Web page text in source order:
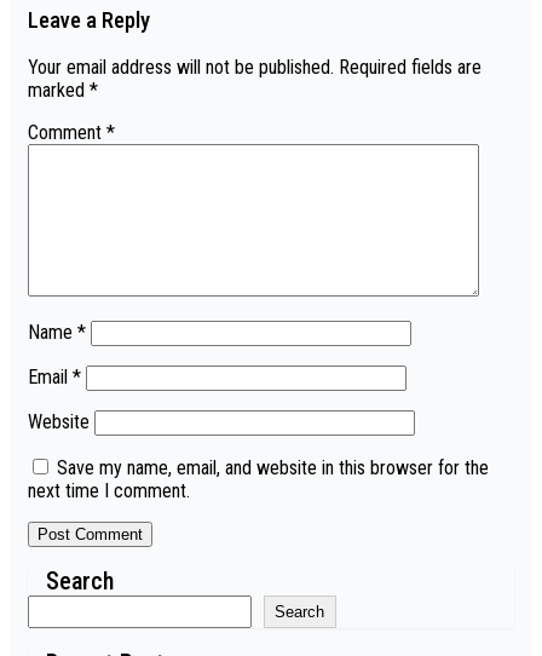
Leave a Reply
Your email address will not be published. Required fields are
marked *
Comment *
Name *
Email *
Website
Save my name, email, and website in this browser for the
next time I comment.
Search
Search